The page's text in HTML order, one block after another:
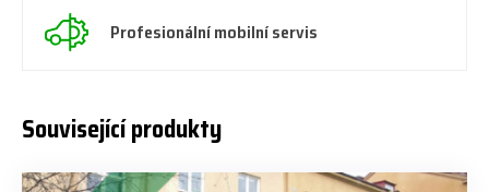
Profesionální mobilní servis
Související produkty